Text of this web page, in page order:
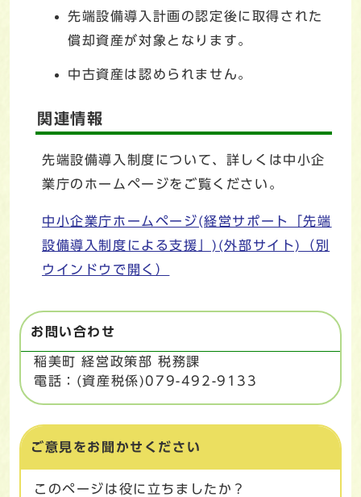
先端設備導入計画の認定後に取得された
償却資産が対象となります。
中古資産は認められません。
関連情報
先端設備導入制度について、詳しくは中小企
業庁のホームページをご覧ください。
中小企業庁ホームページ(経営サポート「先端
設備導入制度による支援」)(外部サイト)
（別
ウインドウで開く）
お問い合わせ
稲美町 経営政策部 税務課
電話：(資産税係)079-492-9133
ご意見をお聞かせください
このページは役に立ちましたか？